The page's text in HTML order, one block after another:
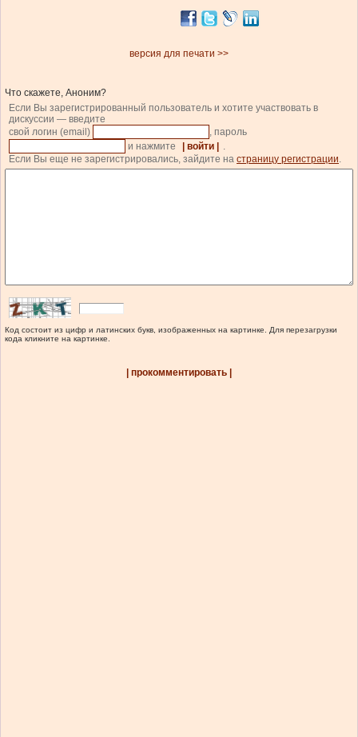
версия для печати >>
Что скажете, Аноним?
Если Вы зарегистрированный пользователь и хотите участвовать в
дискуссии — введите
свой логин (email)
, пароль
и нажмите
| войти |
.
Если Вы еще не зарегистрировались, зайдите на страницу регистрации.
Код состоит из цифр и латинских букв, изображенных на картинке. Для перезагрузки
кода кликните на картинке.
| прокомментировать |